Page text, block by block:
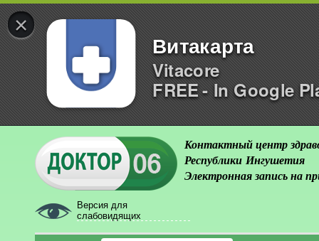
×
Витакарта
Vitacore
FREE - In Google
Версия для
слабовидящих
Контактный центр
Республики Ингушетия
Электронная запись на